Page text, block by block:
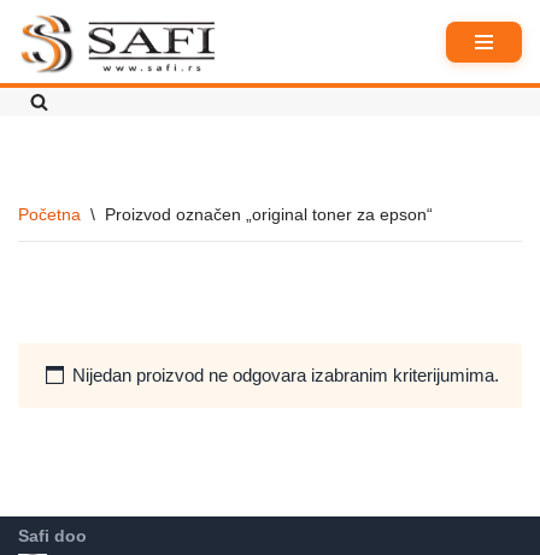
Skoči
na
Početna \ Proizvod označen „original toner za epson“
Nijedan proizvod ne odgovara izabranim kriterijumima.
Safi doo